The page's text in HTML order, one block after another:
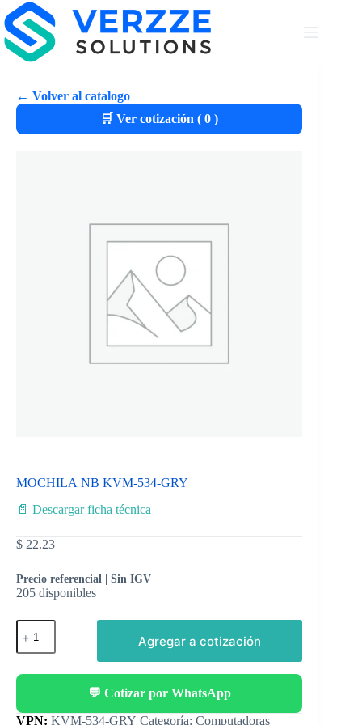
← Volver al catalogo
🛒 Ver cotización ( 0)
MOCHILA NB KVM-534-GRY
📄 Descargar ficha técnica
$ 22.23
Precio referencial | Sin IGV
205 disponibles
Agregar a cotización
💬 Cotizar por WhatsApp
Categoría: Computadoras